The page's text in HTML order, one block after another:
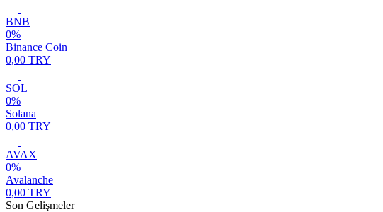
BNB
0%
Binance Coin
0,00 TRY
SOL
0%
Solana
0,00 TRY
AVAX
0%
Avalanche
0,00 TRY
Son Gelişmeler